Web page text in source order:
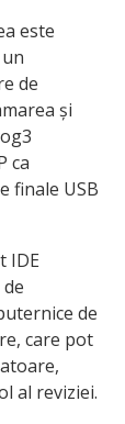
este
de
și
ca
finale USB
IDE
de
care pot
al reviziei.